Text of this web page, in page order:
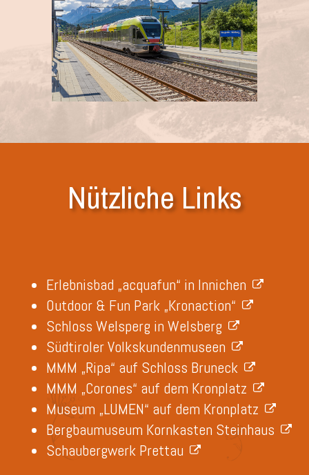
Nützliche Links
Erlebnisbad „acquafun“ in Innichen
Outdoor & Fun Park „Kronaction“
Schloss Welsperg in Welsberg
Südtiroler Volkskundenmuseen
MMM „Ripa“ auf Schloss Bruneck
MMM „Corones“ auf dem Kronplatz
Museum „LUMEN“ auf dem Kronplatz
Bergbaumuseum Kornkasten Steinhaus
Schaubergwerk Prettau